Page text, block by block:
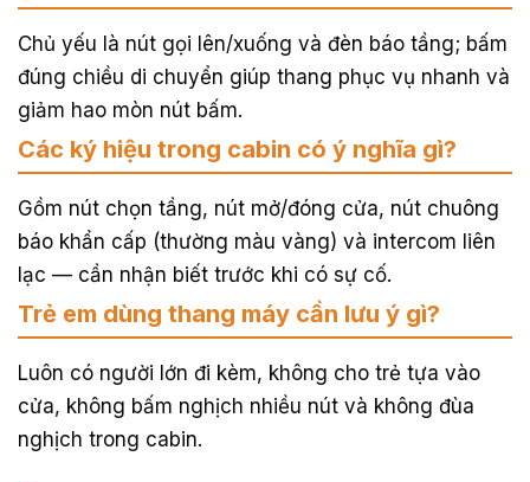
Chủ yếu là nút gọi lên/xuống và đèn báo tầng; bấm
đúng chiều di chuyển giúp thang phục vụ nhanh và
giảm hao mòn nút bấm.
Các ký hiệu trong cabin có ý nghĩa gì?
Gồm nút chọn tầng, nút mở/đóng cửa, nút chuông
báo khẩn cấp (thường màu vàng) và intercom liên
lạc — cần nhận biết trước khi có sự cố.
Trẻ em dùng thang máy cần lưu ý gì?
Luôn có người lớn đi kèm, không cho trẻ tựa vào
cửa, không bấm nghịch nhiều nút và không đùa
nghịch trong cabin.